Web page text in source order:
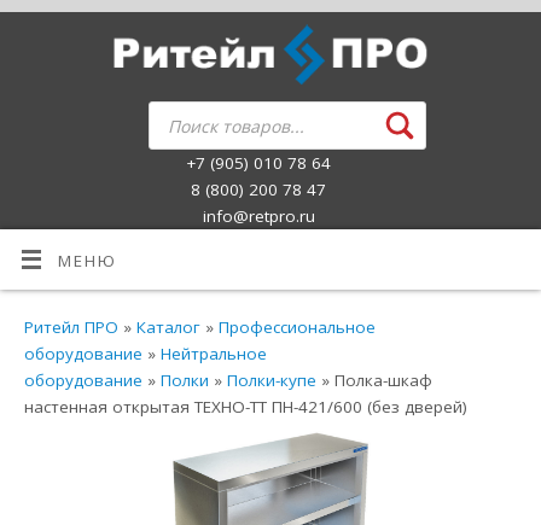
+7 (905) 010 78 64
8 (800) 200 78 47
info@retpro.ru
МЕНЮ
Ритейл ПРО »Каталог »Профессиональное
оборудование »Нейтральное
оборудование »Полки »Полки-купе » Полка-шкаф
настенная открытая ТЕХНО-ТТ ПН-421/600 (без дверей)